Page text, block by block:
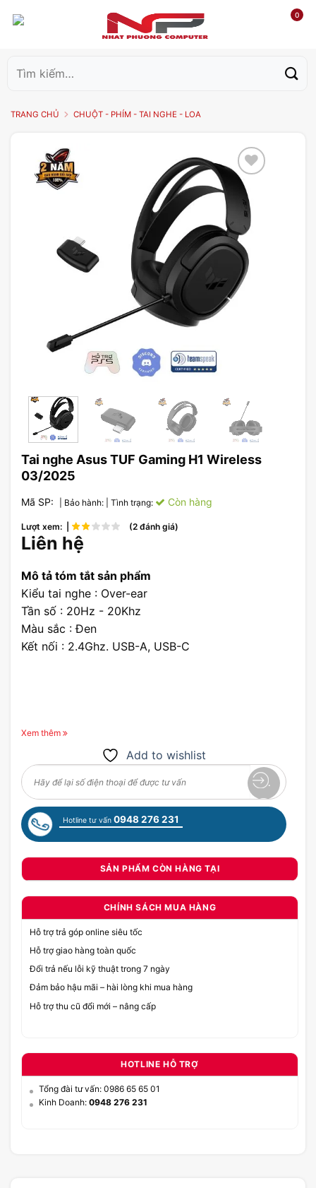
0
kiếm:
TRANG CHỦ CHUỘT - PHÍM - TAI NGHE - LOA
Add to
wishlist
Tai nghe Asus TUF Gaming H1 Wireless
03/2025
Mã SP: | Bảo hành: | Tình trạng: Còn hàng
Lượt xem: | (2 đánh giá)
Liên hệ
Mô tả tóm tắt sản phẩm
Kiểu tai nghe : Over-ear
Tần số : 20Hz - 20Khz
Màu sắc : Đen
Kết nối : 2.4Ghz. USB-A, USB-C
Xem thêm
Add to wishlist
Hotline tư vấn 0948 276 231
SẢN PHẨM CÒN HÀNG TẠI
CHÍNH SÁCH MUA HÀNG
Hỗ trợ trả góp online siêu tốc
Hỗ trợ giao hàng toàn quốc
Đổi trả nếu lỗi kỹ thuật trong 7 ngày
Đảm bảo hậu mãi – hài lòng khi mua hàng
Hỗ trợ thu cũ đổi mới – nâng cấp
HOTLINE HỖ TRỢ
Tổng đài tư vấn: 0986 65 65 01
Kinh Doanh: 0948 276 231